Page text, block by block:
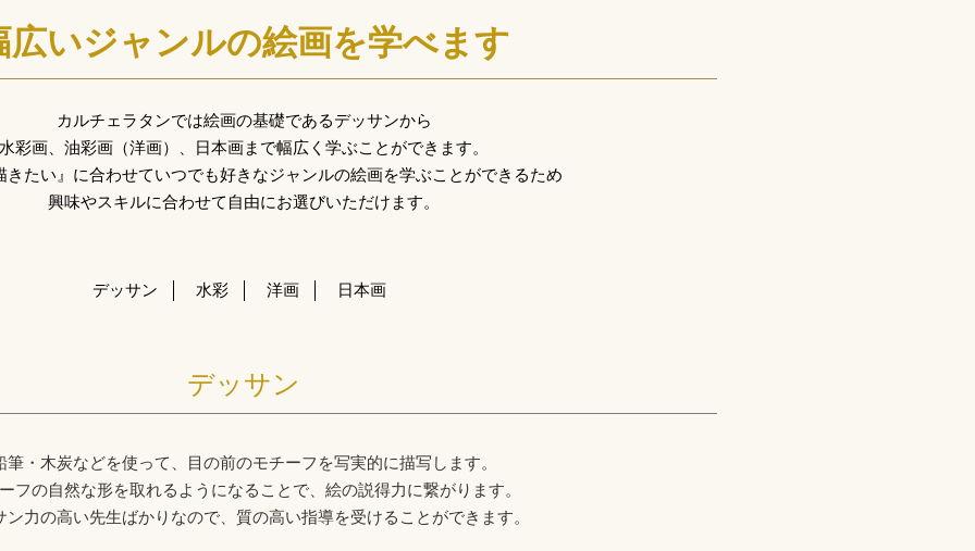
広いジャンルの絵画を学べます
カルチェラタンでは絵画の基礎であるデッサンから
水彩画、油彩画（洋画）、日本画まで幅広く学ぶことができます。
きたい』に合わせていつでも好きなジャンルの絵画を学ぶことができるため
興味やスキルに合わせて自由にお選びいただけます。
デッサン 水彩 洋画 日本画
デッサン
筆・木炭などを使って、目の前のモチーフを写実的に描写します。
フの自然な形を取れるようになることで、絵の説得力に繋がります。
ン力の高い先生ばかりなので、質の高い指導を受けることができます。